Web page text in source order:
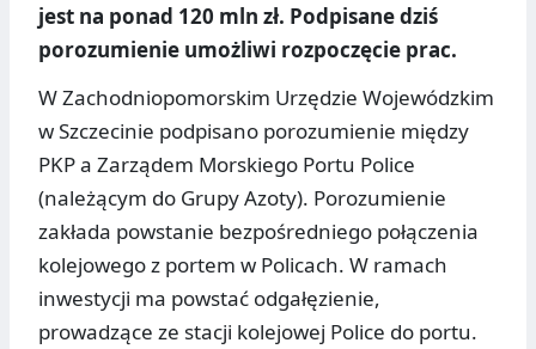
jest na ponad 120 mln zł. Podpisane dziś
porozumienie umożliwi rozpoczęcie prac.
W Zachodniopomorskim Urzędzie Wojewódzkim
w Szczecinie podpisano porozumienie między
PKP a Zarządem Morskiego Portu Police
(należącym do Grupy Azoty). Porozumienie
zakłada powstanie bezpośredniego połączenia
kolejowego z portem w Policach. W ramach
inwestycji ma powstać odgałęzienie,
prowadzące ze stacji kolejowej Police do portu.